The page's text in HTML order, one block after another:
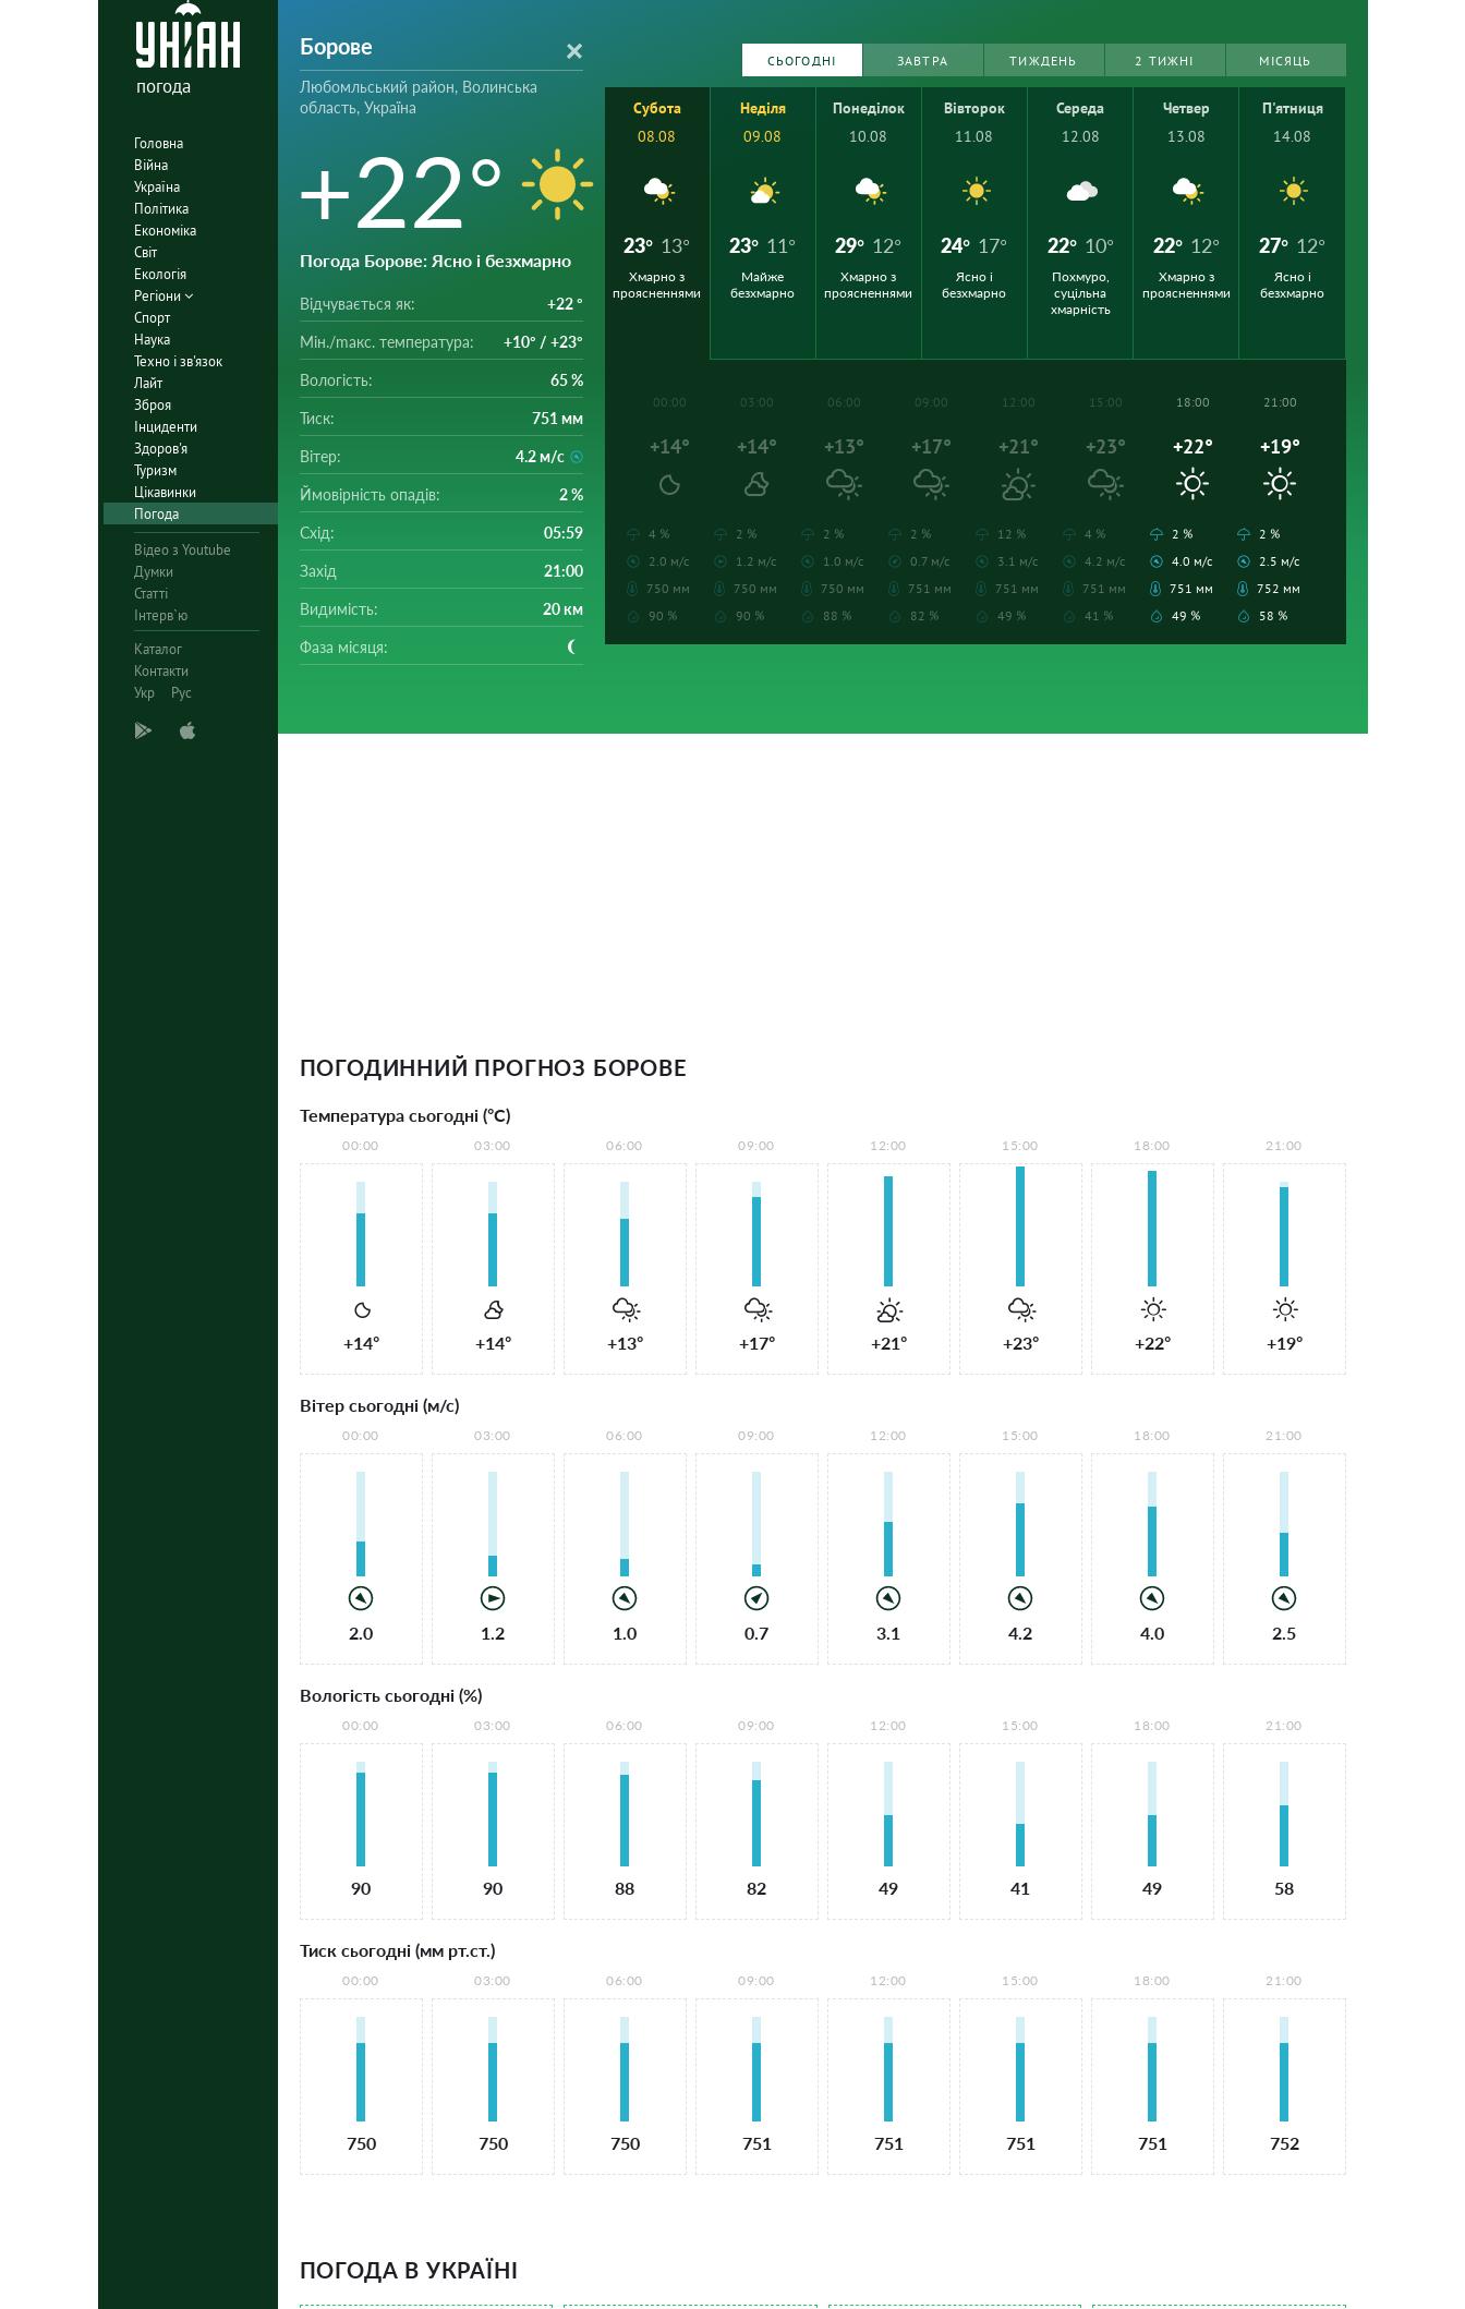
погода
Головна
Війна
Україна
Політика
Економіка
Світ
Екологія
Регіони
Спорт
Наука
Техно і зв'язок
Лайт
Зброя
Інциденти
Здоров'я
Туризм
Цікавинки
Погода
Відео з Youtube
Думки
Статті
Інтерв`ю
Каталог
Контакти
Укр
Рус
Борове
Любомльський район, Волинська
область, Україна
+22°
Погода Борове: Ясно і безхмарно
Відчувається як: +22 °
Мін./mакс. температура: +10° / +23°
Вологість: 65 %
Тиск: 751 мм
Вітер: 4.2 м/с
Ймовірність опадів: 2 %
Схід: 05:59
Захід 21:00
Видимість: 20 км
Фаза місяця:
СЬОГОДНІ ЗАВТРА ТИЖДЕНЬ 2 ТИЖНІ МІСЯЦЬ
Субота
08.08
23° 13°
Хмарно з
проясненнями
Неділя
09.08
23° 11°
Майже
безхмарно
Понеділок
10.08
29° 12°
Хмарно з
проясненнями
Вівторок
11.08
24° 17°
Ясно і
безхмарно
Середа
12.08
22° 10°
Похмуро,
суцільна
хмарність
Четвер
13.08
22° 12°
Хмарно з
проясненнями
П'ятниця
14.08
27° 12°
Ясно і
безхмарно
00:00
+14°
4 %
2.0 м/с
750 мм
90 %
03:00
+14°
2 %
1.2 м/с
750 мм
90 %
06:00
+13°
2 %
1.0 м/с
750 мм
88 %
09:00
+17°
2 %
0.7 м/с
751 мм
82 %
12:00
+21°
12 %
3.1 м/с
751 мм
49 %
15:00
+23°
4 %
4.2 м/с
751 мм
41 %
18:00
+22°
2 %
4.0 м/с
751 мм
49 %
21:00
+19°
2 %
2.5 м/с
752 мм
58 %
ПОГОДИННИЙ ПРОГНОЗ БОРОВЕ
Температура сьогодні (°С)
00:00
+14°
03:00
+14°
06:00
+13°
09:00
+17°
12:00
+21°
15:00
+23°
18:00
+22°
21:00
+19°
Вітер сьогодні (м/с)
00:00
2.0
03:00
1.2
06:00
1.0
09:00
0.7
12:00
3.1
15:00
4.2
18:00
4.0
21:00
2.5
Вологість сьогодні (%)
00:00
90
03:00
90
06:00
88
09:00
82
12:00
49
15:00
41
18:00
49
21:00
58
Тиск сьогодні (мм рт.ст.)
00:00
750
03:00
750
06:00
750
09:00
751
12:00
751
15:00
751
18:00
751
21:00
752
ПОГОДА В УКРАЇНІ